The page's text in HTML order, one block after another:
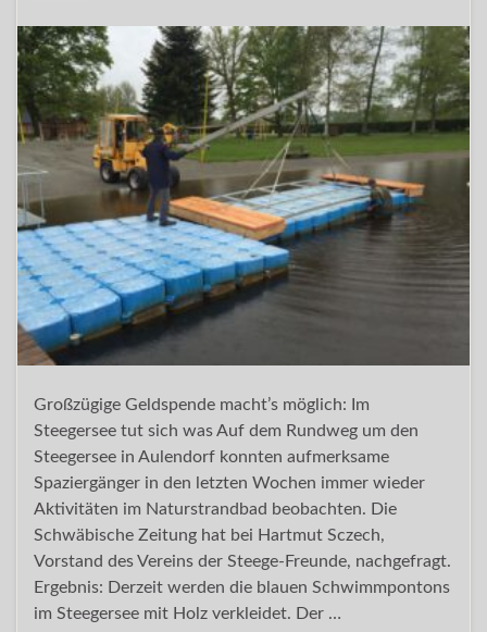
Großzügige Geldspende macht’s möglich: Im
Steegersee tut sich was Auf dem Rundweg um den
Steegersee in Aulendorf konnten aufmerksame
Spaziergänger in den letzten Wochen immer wieder
Aktivitäten im Naturstrandbad beobachten. Die
Schwäbische Zeitung hat bei Hartmut Sczech,
Vorstand des Vereins der Steege-Freunde, nachgefragt.
Ergebnis: Derzeit werden die blauen Schwimmpontons
im Steegersee mit Holz verkleidet. Der …